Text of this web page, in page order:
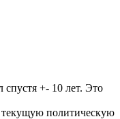
спустя +- 10 лет. Это
политическую